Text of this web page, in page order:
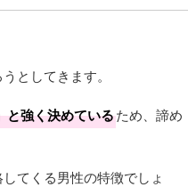
としてきます。
と強く決めているため、諦め
てくる男性の特徴でしょ